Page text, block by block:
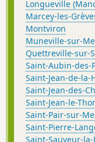
Longueville
Marcey-les-
Montviron
Muneville-sur-
Quettreville-sur-
Saint-Aubin-des-
Saint-Jean-de-la-
Saint-Jean-des-
Saint-Jean-le-
Saint-Pair-sur-
Saint-Pierre-
Saint-Sauveur-